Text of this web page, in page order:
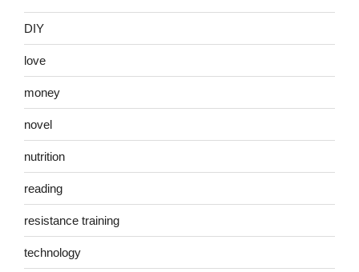
DIY
love
money
novel
nutrition
reading
resistance training
technology